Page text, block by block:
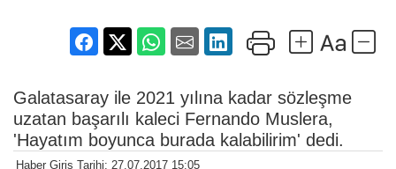
Galatasaray ile 2021 yılına kadar sözleşme
uzatan başarılı kaleci Fernando Muslera,
'Hayatım boyunca burada kalabilirim' dedi.
Haber Giriş Tarihi: 27.07.2017 15:05